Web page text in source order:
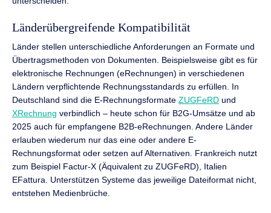
Länderübergreifende Kompatibilität
Länder stellen unterschiedliche Anforderungen an Formate und
Übertragsmethoden von Dokumenten. Beispielsweise gibt es für
elektronische Rechnungen (eRechnungen) in verschiedenen
Ländern verpflichtende Rechnungsstandards zu erfüllen. In
Deutschland sind die E-Rechnungsformate ZUGFeRD und
XRechnung verbindlich – heute schon für B2G-Umsätze und ab
2025 auch für empfangene B2B-eRechnungen. Andere Länder
erlauben wiederum nur das eine oder andere E-
Rechnungsformat oder setzen auf Alternativen. Frankreich nutzt
zum Beispiel Factur-X (Äquivalent zu ZUGFeRD), Italien
EFattura. Unterstützen Systeme das jeweilige Dateiformat nicht,
entstehen Medienbrüche.